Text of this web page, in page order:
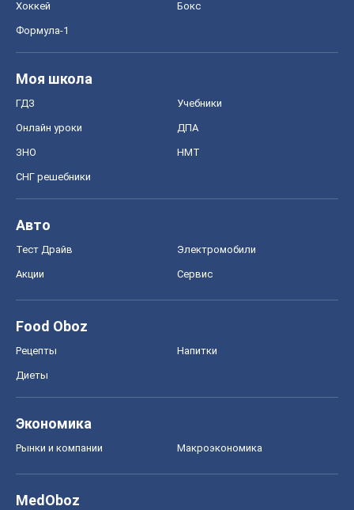
Хоккей Бокс
Формула-1
Моя школа
ГДЗ Учебники
Онлайн уроки ДПА
ЗНО НМТ
СНГ решебники
Авто
Тест Драйв Электромобили
Акции Сервис
Food Oboz
Рецепты Напитки
Диеты
Экономика
Рынки и компании Mакроэкономика
MedOboz